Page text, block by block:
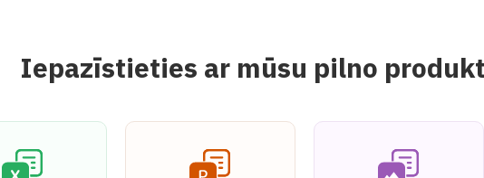
Iepazīstieties ar mūsu pilno